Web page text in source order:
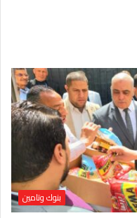
بنوك وتامين